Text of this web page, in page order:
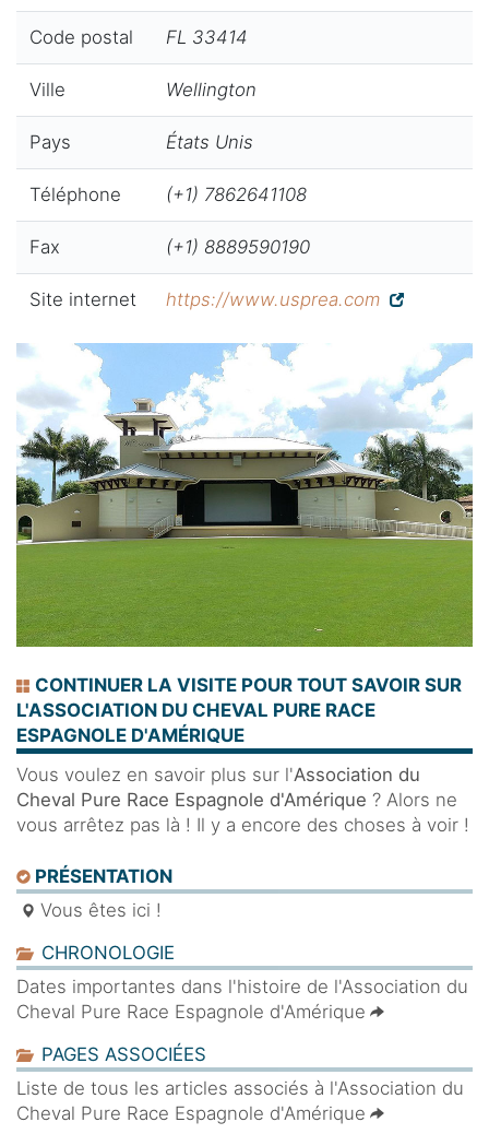
Code postal FL 33414
Ville Wellington
Pays États Unis
Téléphone (+1) 7862641108
Fax (+1) 8889590190
Site internet https://www.usprea.com
CONTINUER LA VISITE POUR TOUT SAVOIR SUR
L'ASSOCIATION DU CHEVAL PURE RACE
ESPAGNOLE D'AMÉRIQUE
Vous voulez en savoir plus sur l'Association du
Cheval Pure Race Espagnole d'Amérique ? Alors ne
vous arrêtez pas là ! Il y a encore des choses à voir !
PRÉSENTATION
Vous êtes ici !
CHRONOLOGIE
Dates importantes dans l'histoire de l'Association du
Cheval Pure Race Espagnole d'Amérique
PAGES ASSOCIÉES
Liste de tous les articles associés à l'Association du
Cheval Pure Race Espagnole d'Amérique